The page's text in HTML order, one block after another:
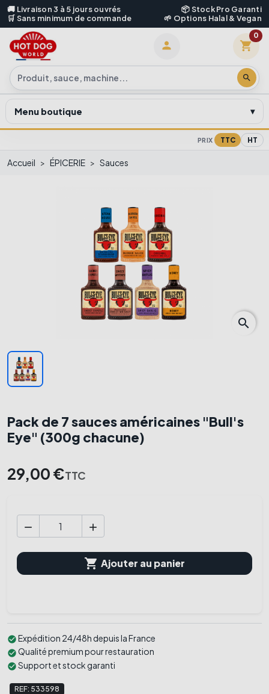
🚚 Livraison 3 à 5 jours ouvrés
📦 Stock Pro Garanti
🛒 Sans minimum de commande
🌱 Options Halal & Vegan

search
shopping_cart
0
Menu boutique
PRIX TTC HT
Accueil ÉPICERIE Sauces
search
Pack de 7 sauces américaines "Bull's
Eye" (300g chacune)
29,00 €TTC
REF: 533598
check_circleExpédition 24/48h depuis la France
check_circleQualité premium pour restauration
check_circleSupport et stock garanti
 
 Ajouter au panier